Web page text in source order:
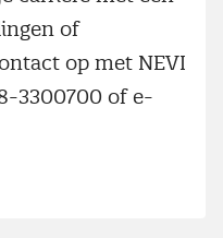
of
op met NEVI
3300700 of e-